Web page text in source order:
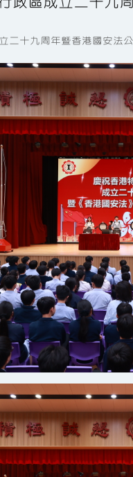
二十九周年暨香港國安法